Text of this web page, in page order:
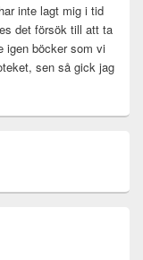
inte lagt mig i tid
det försök till att ta
igen böcker som vi
sen så gick jag
anteckning